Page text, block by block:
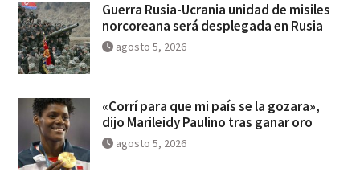
Guerra Rusia-Ucrania unidad de misiles
norcoreana será desplegada en Rusia
agosto 5, 2026
«Corrí para que mi país se la gozara»,
dijo Marileidy Paulino tras ganar oro
agosto 5, 2026